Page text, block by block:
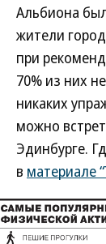
Альбиона
жители
при
70% из них
никаких
можно
Эдинбурге.
в материале